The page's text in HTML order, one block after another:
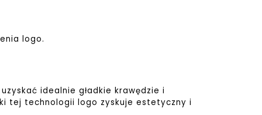
logo.
idealnie gładkie krawędzie i
tej technologii logo zyskuje estetyczny i